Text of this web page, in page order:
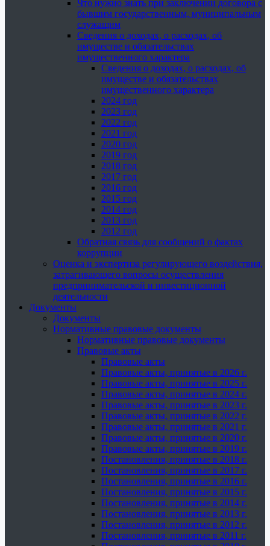
Что нужно знать при заключении договора с
бывшим государственным, муниципальным
служащим
Сведения о доходах, о расходах, об
имуществе и обязательствах
имущественного характера
Сведения о доходах, о расходах, об
имуществе и обязательствах
имущественного характера
2024 год
2023 год
2022 год
2021 год
2020 год
2019 год
2018 год
2017 год
2016 год
2015 год
2014 год
2013 год
2012 год
Обратная связь для сообщений о фактах
коррупции
Оценка и экспертиза регулирующего воздействия,
затрагивающего вопросы осуществления
предпринимательской и инвестиционной
деятельности
Документы
Документы
Нормативные правовые документы
Нормативные правовые документы
Правовые акты
Правовые акты
Правовые акты, принятые в 2026 г.
Правовые акты, принятые в 2025 г.
Правовые акты, принятые в 2024 г.
Правовые акты, принятые в 2023 г.
Правовые акты, принятые в 2022 г.
Правовые акты, принятые в 2021 г.
Правовые акты, принятые в 2020 г.
Правовые акты, принятые в 2019 г.
Постановления, принятые в 2018 г.
Постановления, принятые в 2017 г.
Постановления, принятые в 2016 г.
Постановления, принятые в 2015 г.
Постановления, принятые в 2014 г.
Постановления, принятые в 2013 г.
Постановления, принятые в 2012 г.
Постановления, принятые в 2011 г.